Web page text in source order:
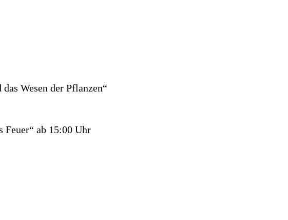
Wesen der Pflanzen“
ab 15:00 Uhr